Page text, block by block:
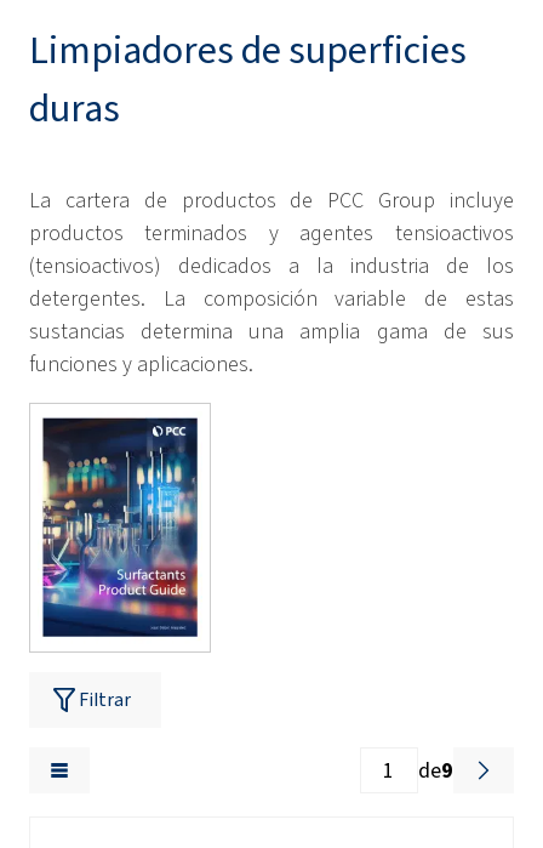
Limpiadores de superficies
duras
La cartera de productos de PCC Group incluye
productos terminados y agentes tensioactivos
(tensioactivos) dedicados a la industria de los
detergentes. La composición variable de estas
sustancias determina una amplia gama de sus
funciones y aplicaciones.
Filtrar
de9